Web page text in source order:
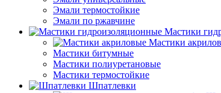
Эмали термостойкие
Эмали по ржавчине
Мастики
Мастики
Мастики битумные
Мастики полиуретановые
Мастики термостойкие
Шпатлевки